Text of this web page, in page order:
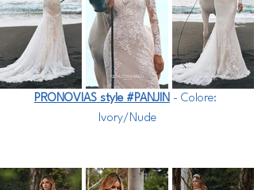
PRONOVIAS style #PANJIN - Colore:
Ivory/Nude